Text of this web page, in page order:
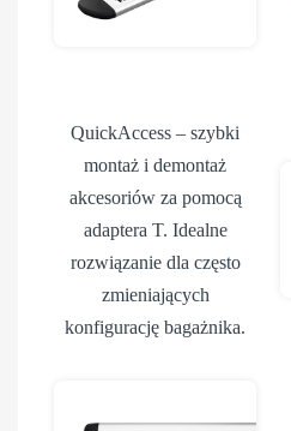
QuickAccess – szybki
montaż i demontaż
akcesoriów za pomocą
adaptera T. Idealne
rozwiązanie dla często
zmieniających
konfigurację bagażnika.